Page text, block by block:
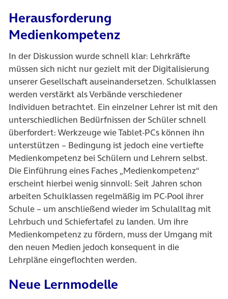
Herausforderung
Medienkompetenz
In der Diskussion wurde schnell klar: Lehrkräfte
müssen sich nicht nur gezielt mit der Digitalisierung
unserer Gesellschaft auseinandersetzen. Schulklassen
werden verstärkt als Verbände verschiedener
Individuen betrachtet. Ein einzelner Lehrer ist mit den
unterschiedlichen Bedürfnissen der Schüler schnell
überfordert: Werkzeuge wie Tablet-PCs können ihn
unterstützen – Bedingung ist jedoch eine vertiefte
Medienkompetenz bei Schülern und Lehrern selbst.
Die Einführung eines Faches „Medienkompetenz“
erscheint hierbei wenig sinnvoll: Seit Jahren schon
arbeiten Schulklassen regelmäßig im PC-Pool ihrer
Schule – um anschließend wieder im Schulalltag mit
Lehrbuch und Schiefertafel zu landen. Um ihre
Medienkompetenz zu fördern, muss der Umgang mit
den neuen Medien jedoch konsequent in die
Lehrpläne eingeflochten werden.
Neue Lernmodelle